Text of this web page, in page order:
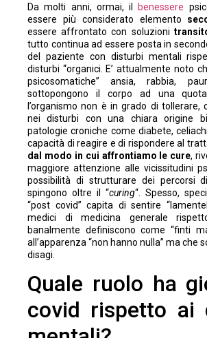
Da molti anni, ormai, ilbenessere
essere più considerato elemento
essere affrontato con soluzioni
tutto continua ad essere posta in
del paziente con disturbi mentali
disturbi “organici. E’ attualmente noto
psicosomatiche” ansia, rabbia,
sottopongono il corpo ad una
l’organismo non è in grado di tollerare,
nei disturbi con una chiara origine
patologie croniche come diabete,
capacità di reagire e di rispondere al
dal modo in cui affrontiamo le cure,
maggiore attenzione alle vicissitudini
possibilità di strutturare dei percorsi
spingono oltre il “curing“. Spesso,
“post covid” capita di sentire
medici di medicina generale
banalmente definiscono come “finti
all’apparenza “non hanno nulla” ma che
disagi.
Quale ruolo ha
covid rispetto ai